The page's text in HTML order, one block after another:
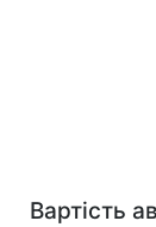
Вартість